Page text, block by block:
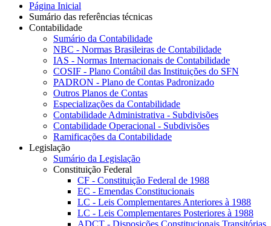
Página Inicial
Sumário das referências técnicas
Contabilidade
Sumário da Contabilidade
NBC - Normas Brasileiras de Contabilidade
IAS - Normas Internacionais de Contabilidade
COSIF - Plano Contábil das Instituições do SFN
PADRON - Plano de Contas Padronizado
Outros Planos de Contas
Especializações da Contabilidade
Contabilidade Administrativa - Subdivisões
Contabilidade Operacional - Subdivisões
Ramificações da Contabilidade
Legislação
Sumário da Legislação
Constituição Federal
CF - Constituição Federal de 1988
EC - Emendas Constitucionais
LC - Leis Complementares Anteriores à 1988
LC - Leis Complementares Posteriores à 1988